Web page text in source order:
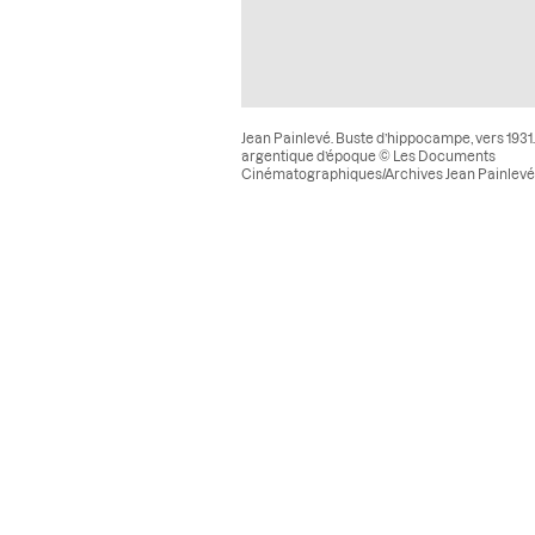
Jean Painlevé. Buste d’hippocampe, vers
argentique d’époque © Les Documents
Cinématographiques/Archives Jean Painlevé